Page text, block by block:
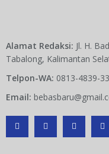
Alamat Redaksi: Jl. H.
Tabalong, Kalimantan
Telpon-WA: 0813-4839-
Email: